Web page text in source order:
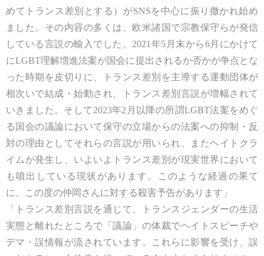
めてトランス差別とする）がSNSを中心に振り撒かれ始め
ました。その内容の多くは、欧米諸国で宗教保守らが発信
している言説の輸入でした。2021年5月末から6月にかけて
にLGBT理解増進法案が国会に提出されるか否かが争点とな
った時期を皮切りに、トランス差別を主導する運動団体が
相次いで結成・始動され、トランス差別言説が増幅されて
いきました。そして2023年2月以降の所謂LGBT法案をめぐ
る国会の議論において保守の立場からの法案への抑制・反
対の理由としてそれらの言説が用いられ、またヘイトクラ
イムが発生し、いよいよトランス差別が現実世界において
も噴出している現状があります。このような経過の果て
に、この度の仲岡さんに対する殺害予告があります」
「トランス差別言説を通じて、トランスジェンダーの生活
実態と離れたところで「議論」の体裁でヘイトスピーチや
デマ・誤情報が流されています。これらに影響を受け、誤